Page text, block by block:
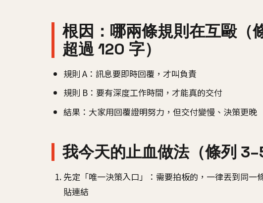
根因：哪兩條規則在互毆（
超過 120 字）
規則 A：訊息要即時回覆，才叫負責
規則 B：要有深度工作時間，才能真的交付
結果：大家用回覆證明努力，但交付變慢、決策更晚
我今天的止血做法（條列
先定「唯一決策入口」：需要拍板的，一律丟到同
貼連結